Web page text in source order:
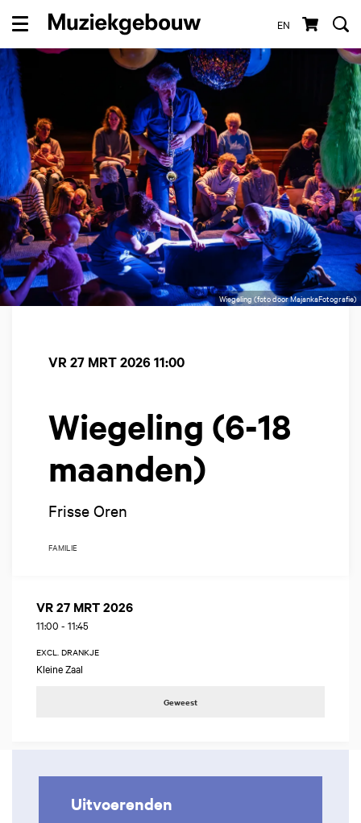
EN
Menu
Wiegeling (foto door MajankaFotografie)
Wiegeling (6-18
maanden)
Frisse Oren
VR 27 MRT 2026 11:00
FAMILIE
VR 27 MRT 2026
11:00 - 11:45
EXCL. DRANKJE
Kleine Zaal
Geweest
Uitvoerenden